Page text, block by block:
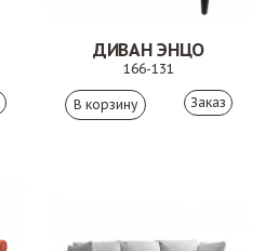
ДИВАН ЭНЦО
166-131
Заказ